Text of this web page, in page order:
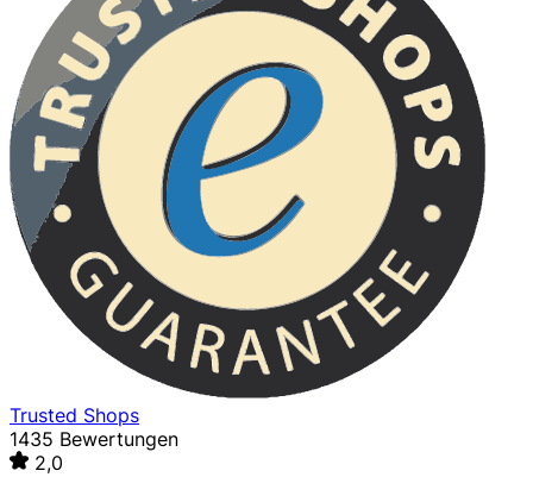
Trusted Shops
1435 Bewertungen
2,0